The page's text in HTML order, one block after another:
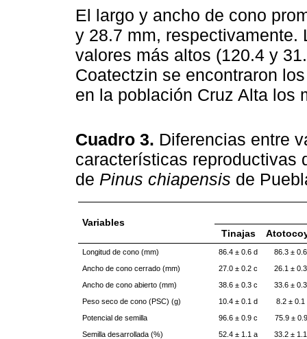
El largo y ancho de cono
y 28.7 mm, respectivamente.
valores más altos (120.4 y
Coatectzin se encontraron
en la población Cruz Alta los
Cuadro 3. Diferencias entre
características reproductivas
de Pinus chiapensis de
Variables
Tinajas
Longitud de cono (mm) 86.4 ± 0.6 d
86.3 ±
Ancho de cono cerrado (mm)
27.0 ± 0.2 c
26.1 ±
Ancho de cono abierto (mm)
38.6 ± 0.3 c
33.6 ±
Peso seco de cono (PSC) (g)
10.4 ± 0.1 d
8.2 ± 0.1
Potencial de semilla
96.6 ± 0.9 c
75.9 ±
Semilla desarrollada (%)
52.4 ± 1.1 a 33.2 ±